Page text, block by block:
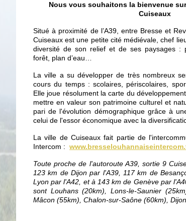
Nous vous souhaitons la bienvenue
Cuiseaux
Situé à proximité de l’A39, entre Bresse et
Cuiseaux est une petite cité médiévale, chef
diversité de son relief et de ses paysages :
forêt, plan d’eau…
La ville a su développer de très nombreux
cours du temps : scolaires, périscolaires,
Elle joue résolument la carte du
mettre en valeur son patrimoine culturel et
pari de l'évolution démographique grâce à
celui de l'essor économique avec la
La ville de Cuiseaux fait partie de
Intercom :
Toute proche de l'autoroute A39, sortie 9
123 km de Dijon par l'A39, 117 km de
Lyon par l'A42, et à 143 km de Genève par
sont Louhans (20km), Lons-le-Saunier
Mâcon (55km), Chalon-sur-Saône (60km),